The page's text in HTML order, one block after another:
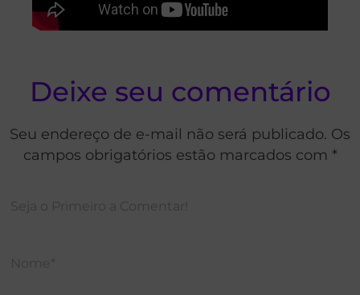
Deixe seu comentário
Seu endereço de e-mail não será publicado. Os
campos obrigatórios estão marcados com *